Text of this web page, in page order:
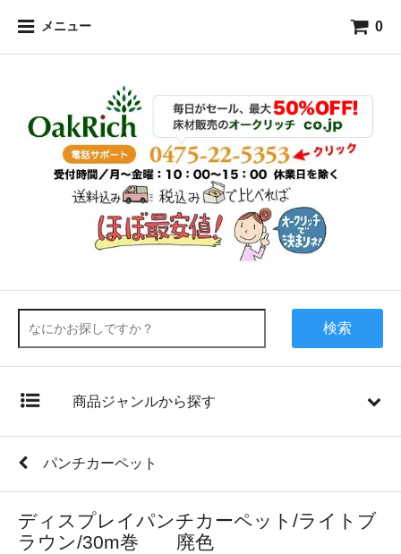
メニュー 0
検索
商品ジャンルから探す
パンチカーペット
ディスプレイパンチカーペット/ライトブ
ラウン/30m巻 廃色